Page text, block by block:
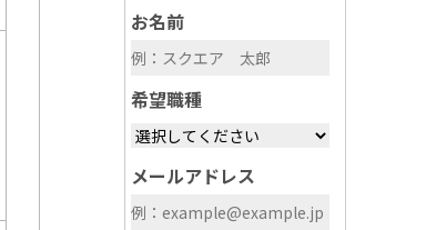
お名前
希望職種
メールアドレス